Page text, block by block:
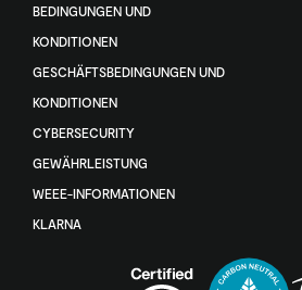
BEDINGUNGEN UND
KONDITIONEN
GESCHÄFTSBEDINGUNGEN UND
KONDITIONEN
CYBERSECURITY
GEWÄHRLEISTUNG
WEEE-INFORMATIONEN
KLARNA